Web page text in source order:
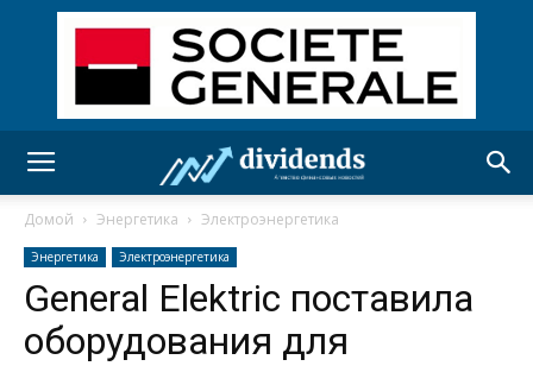
Домой Энергетика Электроэнергетика
Энергетика Электроэнергетика
General Elektric поставила
оборудования для